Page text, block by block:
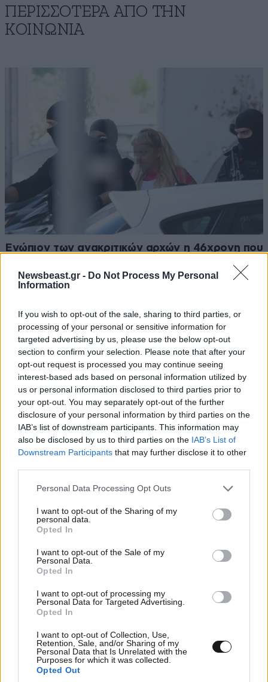
Newsbeast.gr - Do Not Process My Personal
Information
If you wish to opt-out of the sale, sharing to third parties, or
processing of your personal or sensitive information for
targeted advertising by us, please use the below opt-out
section to confirm your selection. Please note that after your
opt-out request is processed you may continue seeing
interest-based ads based on personal information utilized by
us or personal information disclosed to third parties prior to
your opt-out. You may separately opt-out of the further
disclosure of your personal information by third parties on the
IAB’s list of downstream participants. This information may
also be disclosed by us to third parties on the IAB’s List of
Downstream Participants that may further disclose it to other
Please note that this website/app uses one or more Google
not limited to your visit or usage behaviour. You may click to
grant or deny consent to Google and its third-party tags to
use your data for below specified purposes in below Google
consent section.
Personal Data Processing Opt Outs
I want to opt-out of the Sharing of my
personal data.
Opted In
I want to opt-out of the Sale of my
Personal Data.
Opted In
I want to opt-out of processing my
Personal Data for Targeted Advertising.
Opted In
I want to opt-out of Collection, Use,
Retention, Sale, and/or Sharing of my
Personal Data that Is Unrelated with the
Purposes for which it was collected.
Opted Out
ΠΕΡΙΣΣΟΤΕΡΑ ΑΠΟ ΤΗΝ
ΚΟΙΝΩΝΙΑ
Ενώπιον των ανακριτικών αρχών η 46χρονη που
κατηγορείται για τον φονικό εμπρησμό στη
Marfin
βαλίτσα στην Κυψέλη ζητούν οι Αρχές – Ο
ιατρικός φάκελος, η κατάθεση-«κλειδί» και τα